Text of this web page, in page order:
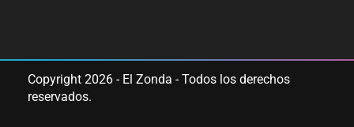
Copyright 2026 - El Zonda - Todos los derechos
reservados.